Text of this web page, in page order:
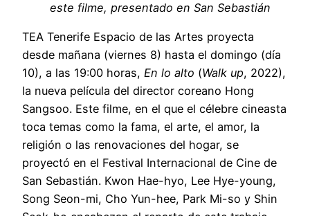
este filme, presentado en San Sebastián
TEA Tenerife Espacio de las Artes proyecta
desde mañana (viernes 8) hasta el domingo (día
10), a las 19:00 horas, En lo alto (Walk up, 2022),
la nueva película del director coreano Hong
Sangsoo. Este filme, en el que el célebre cineasta
toca temas como la fama, el arte, el amor, la
religión o las renovaciones del hogar, se
proyectó en el Festival Internacional de Cine de
San Sebastián. Kwon Hae-hyo, Lee Hye-young,
Song Seon-mi, Cho Yun-hee, Park Mi-so y Shin